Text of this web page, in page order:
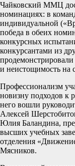
Чайковский ММЦ
номинациях: в
индивидуальной
победа в обеих
конкурсных
конкурсантами из
и неистощимость на
Профессионализм
новизну подходов к
него вошли
Алексей
Юлия Баландина,
высших учебных
отделения
Мясников.